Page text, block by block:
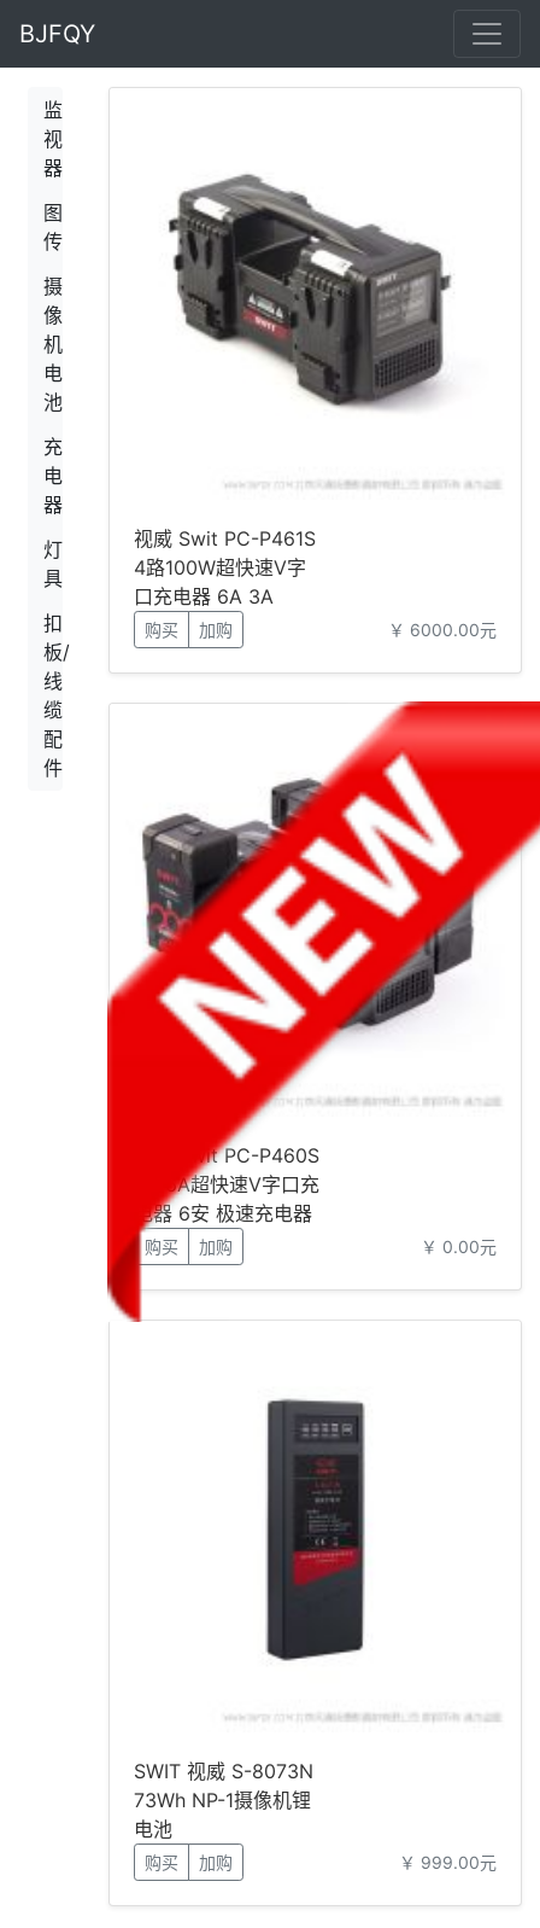
BJFQY
监
视
器
图
传
摄
像
机
电
池
充
电
器
灯
具
扣
板/
线
缆
配
件
视威 Swit PC-P461S
4路100W超快速V字
口充电器 6A 3A
购买 加购 ￥ 6000.00元
视威 Swit PC-P460S
4路6A超快速V字口充
电器 6安 极速充电器
购买 加购 ￥ 0.00元
SWIT 视威 S-8073N
73Wh NP-1摄像机锂
电池
购买 加购 ￥ 999.00元